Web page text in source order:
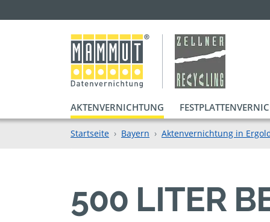
AKTENVERNICHTUNG
Startseite Bayern Aktenvernichtung in
500 LITER